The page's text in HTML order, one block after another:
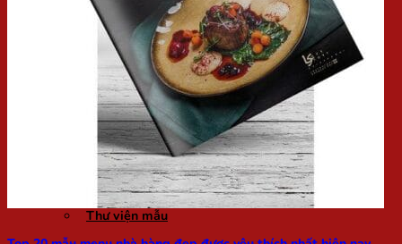
VẬT TƯ NGÀNH IN
Còng
KHÁC
Thiết Kế
In Bạt, PP, UV
Giấy Khổ Dài
In UV DTF
Blogs chia sẻ
Kỹ thuật in
Gia công
Chất liệu ngành in
Kiến thức in ấn
Thư viện mẫu